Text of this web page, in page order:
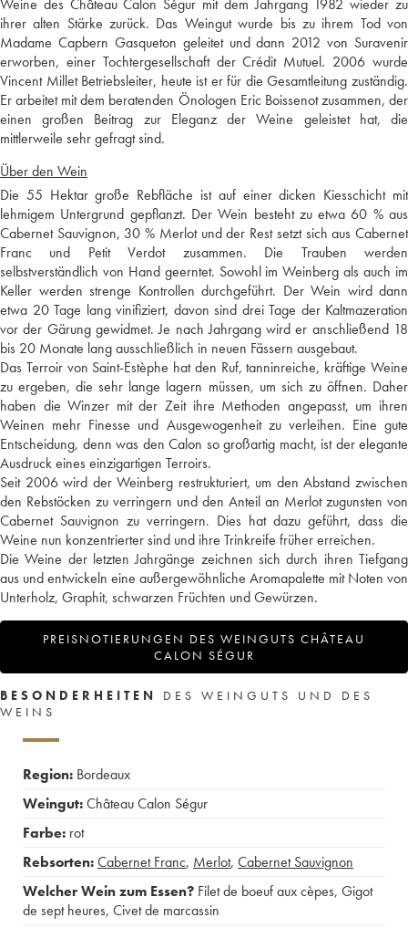
Weine des Château Calon Ségur mit dem Jahrgang 1982 wieder zu
ihrer alten Stärke zurück. Das Weingut wurde bis zu ihrem Tod von
Madame Capbern Gasqueton geleitet und dann 2012 von Suravenir
erworben, einer Tochtergesellschaft der Crédit Mutuel. 2006 wurde
Vincent Millet Betriebsleiter, heute ist er für die Gesamtleitung zuständig.
Er arbeitet mit dem beratenden Önologen Eric Boissenot zusammen, der
einen großen Beitrag zur Eleganz der Weine geleistet hat, die
mittlerweile sehr gefragt sind.
Über den Wein
Die 55 Hektar große Rebfläche ist auf einer dicken Kiesschicht mit
lehmigem Untergrund gepflanzt. Der Wein besteht zu etwa 60 % aus
Cabernet Sauvignon, 30 % Merlot und der Rest setzt sich aus Cabernet
Franc und Petit Verdot zusammen. Die Trauben werden
selbstverständlich von Hand geerntet. Sowohl im Weinberg als auch im
Keller werden strenge Kontrollen durchgeführt. Der Wein wird dann
etwa 20 Tage lang vinifiziert, davon sind drei Tage der Kaltmazeration
vor der Gärung gewidmet. Je nach Jahrgang wird er anschließend 18
bis 20 Monate lang ausschließlich in neuen Fässern ausgebaut.
Das Terroir von Saint-Estèphe hat den Ruf, tanninreiche, kräftige Weine
zu ergeben, die sehr lange lagern müssen, um sich zu öffnen. Daher
haben die Winzer mit der Zeit ihre Methoden angepasst, um ihren
Weinen mehr Finesse und Ausgewogenheit zu verleihen. Eine gute
Entscheidung, denn was den Calon so großartig macht, ist der elegante
Ausdruck eines einzigartigen Terroirs.
Seit 2006 wird der Weinberg restrukturiert, um den Abstand zwischen
den Rebstöcken zu verringern und den Anteil an Merlot zugunsten von
Cabernet Sauvignon zu verringern. Dies hat dazu geführt, dass die
Weine nun konzentrierter sind und ihre Trinkreife früher erreichen.
Die Weine der letzten Jahrgänge zeichnen sich durch ihren Tiefgang
aus und entwickeln eine außergewöhnliche Aromapalette mit Noten von
Unterholz, Graphit, schwarzen Früchten und Gewürzen.
PREISNOTIERUNGEN DES WEINGUTS CHÂTEAU
CALON SÉGUR
BESONDERHEITEN
DES WEINGUTS UND DES
WEINS
Region: Bordeaux
Weingut:Château Calon Ségur
Farbe: rot
Rebsorten:Cabernet Franc, Merlot, Cabernet Sauvignon
Welcher Wein zum Essen? Filet de boeuf aux cèpes, Gigot
de sept heures, Civet de marcassin